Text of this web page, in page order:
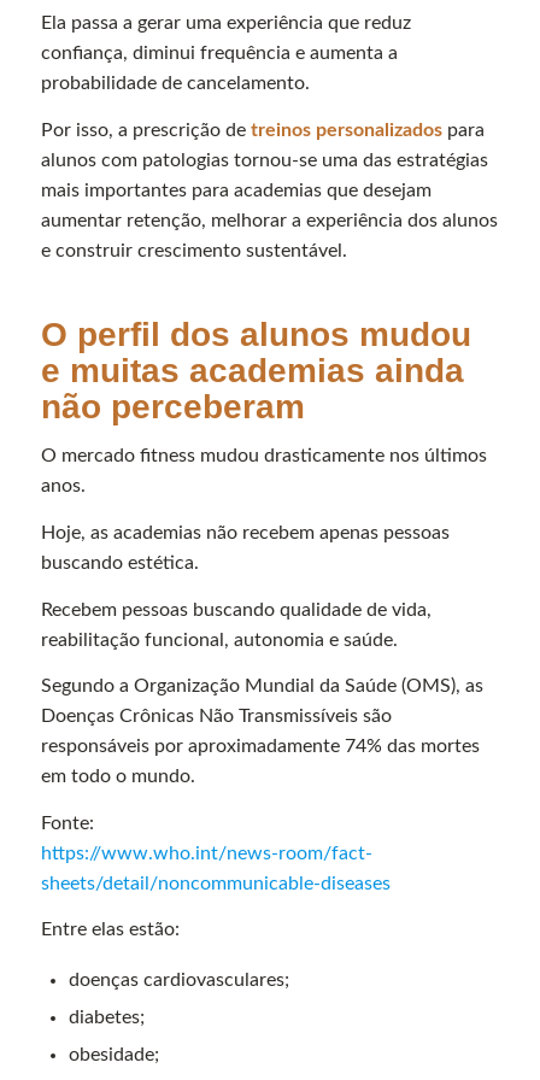
Ela passa a gerar uma experiência que reduz
confiança, diminui frequência e aumenta a
probabilidade de cancelamento.
Por isso, a prescrição de treinos personalizadospara
alunos com patologias tornou-se uma das estratégias
mais importantes para academias que desejam
aumentar retenção, melhorar a experiência dos alunos
e construir crescimento sustentável.
O perfil dos alunos mudou
e muitas academias ainda
não perceberam
O mercado fitness mudou drasticamente nos últimos
anos.
Hoje, as academias não recebem apenas pessoas
buscando estética.
Recebem pessoas buscando qualidade de vida,
reabilitação funcional, autonomia e saúde.
Segundo a Organização Mundial da Saúde (OMS), as
Doenças Crônicas Não Transmissíveis são
responsáveis por aproximadamente 74% das mortes
em todo o mundo.
Fonte:
https://www.who.int/news-room/fact-
sheets/detail/noncommunicable-diseases
Entre elas estão:
doenças cardiovasculares;
diabetes;
obesidade;